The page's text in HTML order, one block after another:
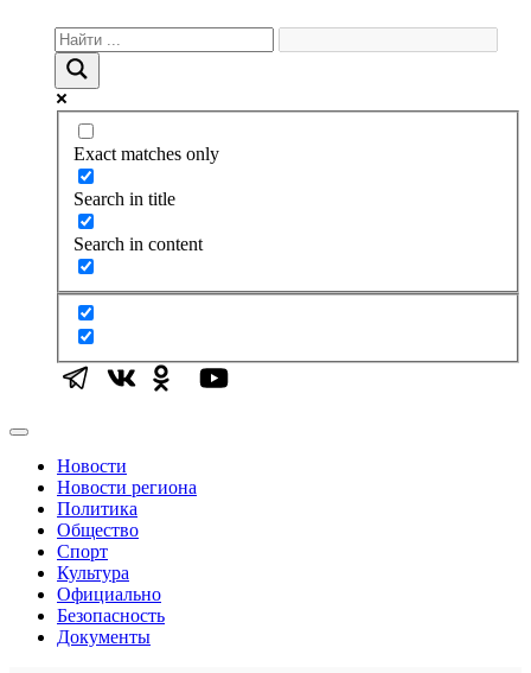
Exact matches only
Search in title
Search in content
Новости
Новости региона
Политика
Общество
Спорт
Культура
Официально
Безопасность
Документы